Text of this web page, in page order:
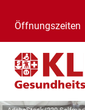
Öffnungszeiten